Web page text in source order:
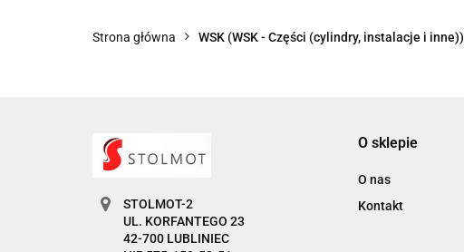
Strona główna WSK (WSK - Części (cylindry, instalacje i inne))
STOLMOT-2
UL. KORFANTEGO 23
42-700 LUBLINIEC
O sklepie
O nas
Kontakt